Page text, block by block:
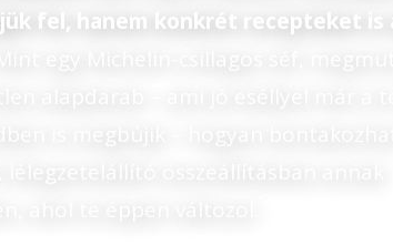
fel, hanem konkrét recepteket is